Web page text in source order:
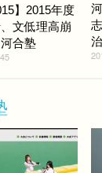
】2015年度
文低理高崩
合塾